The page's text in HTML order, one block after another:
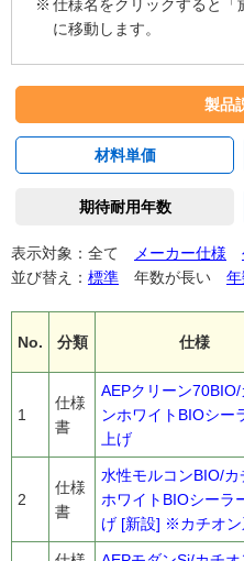
※ 仕様名をクリックすると
に移動します。
製品
材料単価
期待耐用年数
表示対象：全て メーカー仕様
並び替え： 標準 年数が長い
No. 分類 仕様
1
仕様
書
AEPクリーン70BIO/
ンホワイトBIOシー
上げ
2
仕様
書
水性モルコンBIO/カ
ホワイトBIOシーラ
げ [新設] ※カチオン